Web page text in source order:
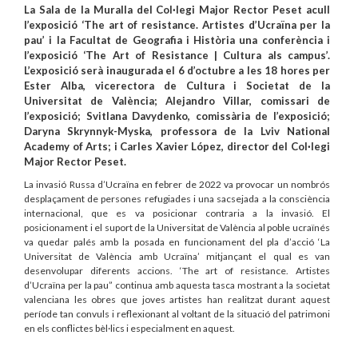
La Sala de la Muralla del Col·legi Major Rector Peset acull
l’exposició ‘The art of resistance. Artistes d’Ucraïna per la
pau’ i la Facultat de Geografia i Història una conferència i
l’exposició ‘The Art of Resistance | Cultura als campus’.
L’exposició serà inaugurada el 6 d’octubre a les 18 hores per
Ester Alba, vicerectora de Cultura i Societat de la
Universitat de València; Alejandro Villar, comissari de
l’exposició; Svitlana Davydenko, comissària de l’exposició;
Daryna Skrynnyk-Myska, professora de la Lviv National
Academy of Arts; i Carles Xavier López, director del Col·legi
Major Rector Peset.
La invasió Russa d’Ucraïna en febrer de 2022 va provocar un nombrós
desplaçament de persones refugiades i una sacsejada a la consciència
internacional, que es va posicionar contraria a la invasió. El
posicionament i el suport de la Universitat de València al poble ucraïnés
va quedar palés amb la posada en funcionament del pla d’acció ‘La
Universitat de València amb Ucraïna’ mitjançant el qual es van
desenvolupar diferents accions. ‘The art of resistance. Artistes
d’Ucraïna per la pau” continua amb aquesta tasca mostrant a la societat
valenciana les obres que joves artistes han realitzat durant aquest
període tan convuls i reflexionant al voltant de la situació del patrimoni
en els conflictes bèl·lics i especialment en aquest.